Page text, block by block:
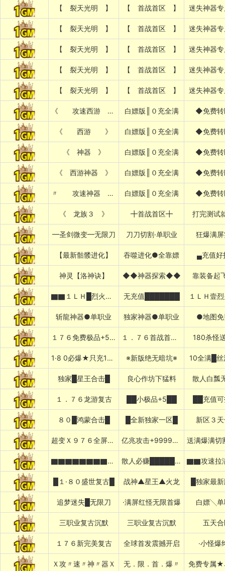
【 裂天光明 】 【 首战首区 】 迷失神器
【 裂天光明 】 【 首战首区 】 迷失神器
【 裂天光明 】 【 首战首区 】 迷失神器
【 裂天光明 】 【 首战首区 】 迷失神器
【 裂天光明 】 【 首战首区 】 迷失神器
《 攻速西游 》 白嫖版║０充全满 ◆免费
《 西游 》 白嫖版║０充全满 ◆免费
《 神器 》 白嫖版║０充全满 ◆免费
《 西游神器 》 白嫖版║０充全满 ◆免费
〃 攻速神器 〃 白嫖版║０充全满 ◆免费
《 龙族３ 》 ╋首战首区╋ 打完测试
━圣剑微变━无限刀 刀刀切割·单职业 狂爆满
【最新骷髅进化】 吞噬进化●全靠嫖 ▄充值好
神灵【洛神诀】 ◆◆神器探索◆◆ 靠装备起
▇▇１ＬＨ█烈火冰雪 无充值███████ １ＬＨ壹
斩龍神器●单职业 独家神器●单职业 ●地图
１７６免费极品+5〓道招猛虎〓 １．７６首战首区刚开１秒███ 180杀怪
1·8 0必爆★只充10元 ※新版绝无暗坑※ 10全满█丝
独家█星王合击█ 良心作坊下猛料 散人白瓢
１．７６龙游复古 ██小极品+5██ ██充值
８０█鸿蒙合击█ █全新独家一区█ 新区３
超变Ｘ９７６全屏乱炸神技 亿兆攻击+999999%吸血专属
▇▇▇▇▇▇▇▇▇▇太初之始 散人必赚█████████
█１·８０盛世复古█ 战神▲星王▲火龙 █独家最
追梦迷失█无限刀 ·满屏红怪无限首爆 白嫖╲单
三职业复古沉默 三职业复古沉默 五天
１７６新完美复古 全球首发震撼开启 ·小怪爆
Ｘ攻〃速〃神〃器Ｘ 无．限．首．爆〃 免费专属★